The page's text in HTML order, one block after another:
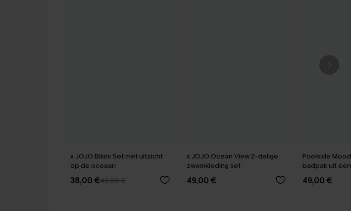
x JOJO Bikini Set met uitzicht
op de oceaan
38,00 €43,00 €
x JOJO Ocean View 2-delige
zwemkleding set
49,00 €
Poolside
badpak uit
49,00 €